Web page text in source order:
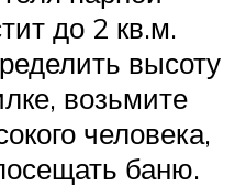
до 2 кв.м.
высоту
возьмите
человека,
баню.